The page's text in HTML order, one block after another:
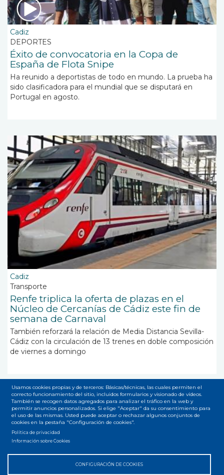
Cadiz
DEPORTES
Éxito de convocatoria en la Copa de
España de Flota Snipe
Ha reunido a deportistas de todo en mundo. La prueba ha
sido clasificadora para el mundial que se disputará en
Portugal en agosto.
Cadiz
Transporte
Renfe triplica la oferta de plazas en el
Núcleo de Cercanías de Cádiz este fin de
semana de Carnaval
También reforzará la relación de Media Distancia Sevilla-
Cádiz con la circulación de 13 trenes en doble composición
de viernes a domingo
Paginación
Página
actual
1 Page
2
Siguiente
página
››
Última
página
Última »
Suscribirse a Bahía de Cádiz
Usamos cookies propias y de terceros: Básicas/técnicas, las cuales permiten el
correcto funcionamiento del sitio, incluidos formularios y visionado de vídeos.
También se recogen datos agregados para analizar el tráfico en la web y
permitir anuncios personalizados. Si elige "Aceptar" da su consentimiento para
el uso de las mismas. Usted puede aceptar o rechazar algunos conjuntos de
cookies en la pestaña "Configuración de cookies".
Política de privacidad
Información sobre Cookies
CONFIGURACIÓN DE COOKIES